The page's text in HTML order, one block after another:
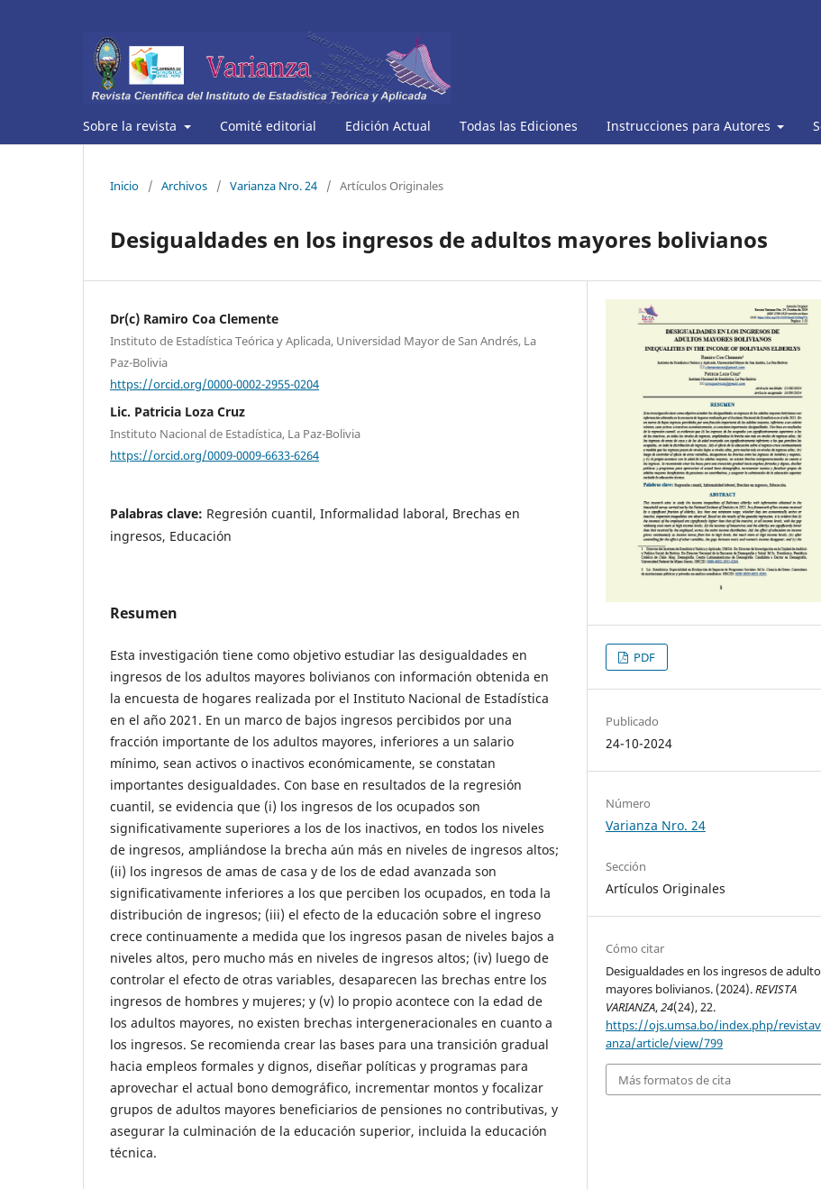
Sobre la revista Comité editorial Edición Actual Todas las Ediciones Instrucciones para Autores
Inicio / Archivos / Varianza Nro. 24 / Artículos Originales
Desigualdades en los ingresos de adultos mayores bolivianos
Dr(c) Ramiro Coa Clemente
Instituto de Estadística Teórica y Aplicada, Universidad Mayor de San Andrés, La
Paz-Bolivia
https://orcid.org/0000-0002-2955-0204
Lic. Patricia Loza Cruz
Instituto Nacional de Estadística, La Paz-Bolivia
https://orcid.org/0009-0009-6633-6264
Palabras clave: Regresión cuantil, Informalidad laboral, Brechas en
ingresos, Educación
Resumen
Esta investigación tiene como objetivo estudiar las desigualdades en
ingresos de los adultos mayores bolivianos con información obtenida en
la encuesta de hogares realizada por el Instituto Nacional de Estadística
en el año 2021. En un marco de bajos ingresos percibidos por una
fracción importante de los adultos mayores, inferiores a un salario
mínimo, sean activos o inactivos económicamente, se constatan
importantes desigualdades. Con base en resultados de la regresión
cuantil, se evidencia que (i) los ingresos de los ocupados son
significativamente superiores a los de los inactivos, en todos los niveles
de ingresos, ampliándose la brecha aún más en niveles de ingresos altos;
(ii) los ingresos de amas de casa y de los de edad avanzada son
significativamente inferiores a los que perciben los ocupados, en toda la
distribución de ingresos; (iii) el efecto de la educación sobre el ingreso
crece continuamente a medida que los ingresos pasan de niveles bajos a
niveles altos, pero mucho más en niveles de ingresos altos; (iv) luego de
controlar el efecto de otras variables, desaparecen las brechas entre los
ingresos de hombres y mujeres; y (v) lo propio acontece con la edad de
los adultos mayores, no existen brechas intergeneracionales en cuanto a
los ingresos. Se recomienda crear las bases para una transición gradual
hacia empleos formales y dignos, diseñar políticas y programas para
aprovechar el actual bono demográfico, incrementar montos y focalizar
grupos de adultos mayores beneficiarios de pensiones no contributivas, y
asegurar la culminación de la educación superior, incluida la educación
técnica.
PDF
Publicado
24-10-2024
Número
Varianza Nro. 24
Sección
Artículos Originales
Cómo citar
Desigualdades en los ingresos de
mayores bolivianos. (2024).REVISTA
VARIANZA,24(24), 22.
https://ojs.umsa.bo/index.php/
anza/article/view/799
Más formatos de cita